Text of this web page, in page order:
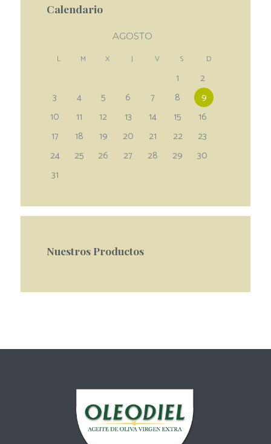
Calendario
AGOSTO
L M X J V S D
1
2
3
4 5 6 7 8
9
10
11 12 13 14 15
16
17
18 19 20 21 22
23
24
25 26 27 28 29
30
31
Nuestros Productos